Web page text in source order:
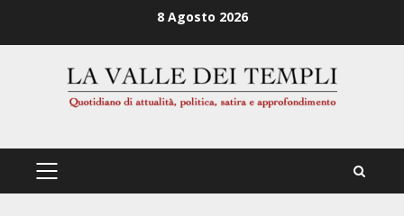
8 Agosto 2026
PRIMÄRES